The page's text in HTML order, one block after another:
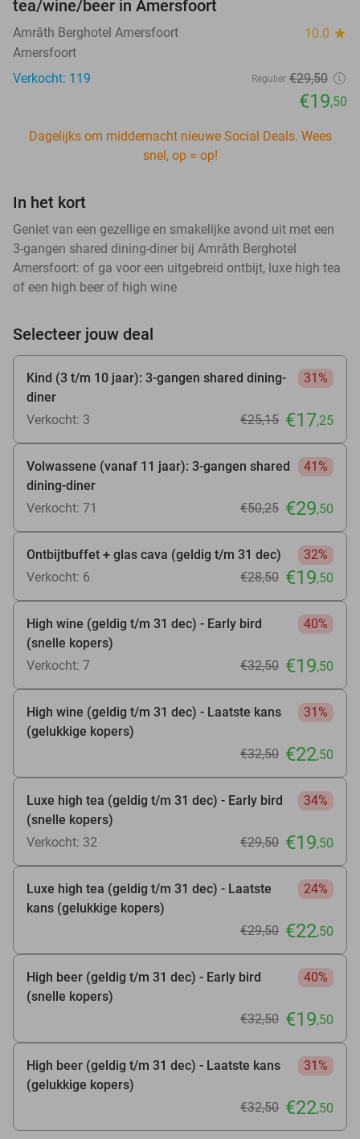
tea/wine/beer in Amersfoort
Amrâth Berghotel Amersfoort 10.0 star
Amersfoort
Verkocht: 119
Regulier €29,50
€19,50
Dagelijks om middernacht nieuwe Social Deals. Wees
snel, op = op!
In het kort
Geniet van een gezellige en smakelijke avond uit met een
3-gangen shared dining-diner bij Amrâth Berghotel
Amersfoort: of ga voor een uitgebreid ontbijt, luxe high tea
of een high beer of high wine
Selecteer jouw deal
Kind (3 t/m 10 jaar): 3-gangen shared dining-
diner
31%
Verkocht: 3 €25,15 €17,25
Volwassene (vanaf 11 jaar): 3-gangen shared
dining-diner
41%
Verkocht: 71 €50,25 €29,50
Ontbijtbuffet + glas cava (geldig t/m 31 dec)
32%
Verkocht: 6
€28,50 €19,50
High wine (geldig t/m 31 dec) - Early bird
(snelle kopers)
40%
Verkocht: 7 €32,50 €19,50
High wine (geldig t/m 31 dec) - Laatste kans
(gelukkige kopers)
31%
€32,50 €22,50
Luxe high tea (geldig t/m 31 dec) - Early bird
(snelle kopers)
34%
Verkocht: 32 €29,50 €19,50
Luxe high tea (geldig t/m 31 dec) - Laatste
kans (gelukkige kopers)
24%
€29,50 €22,50
High beer (geldig t/m 31 dec) - Early bird
(snelle kopers)
40%
€32,50 €19,50
High beer (geldig t/m 31 dec) - Laatste kans
(gelukkige kopers)
31%
€32,50 €22,50